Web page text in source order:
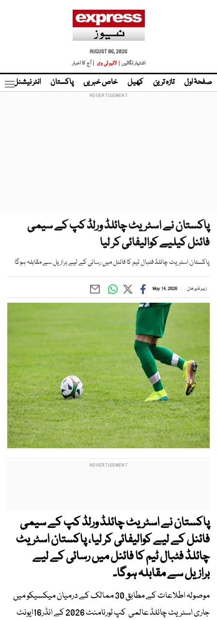
AUGUST 06, 2026
اشتہار لگائیں |
لائیو ٹی وی | آج کا اخبار
صفحۂ اول تازہ ترین کھیل خاص خبریں پاکستان انٹر نیشنل
پاکستان نے اسٹریٹ چائلڈ ورلڈ کپ کے سیمی
فائنل کیلیے کوالیفائی کر لیا
پاکستان اسٹریٹ چائلڈ فٹبال ٹیم کا فائنل میں رسائی کے لیے برازیل سے مقابلہ ہوگا
زبیر نذیر خان May 14, 2026
پاکستان نے اسٹریٹ چائلڈ ورلڈ کپ کے سیمی
فائنل کے لیے کوالیفائی کر لیا، پاکستان اسٹریٹ
چائلڈ فٹبال ٹیم کا فائنل میں رسائی کے لیے
برازیل سے مقابلہ ہوگا۔
موصولہ اطلاعات کے مطابق 30 ممالک کے درمیان میکسیکو میں
جاری اسٹریٹ چائلڈ عالمی کپ ٹورنامنٹ 2026 کے انڈر16ایونٹ